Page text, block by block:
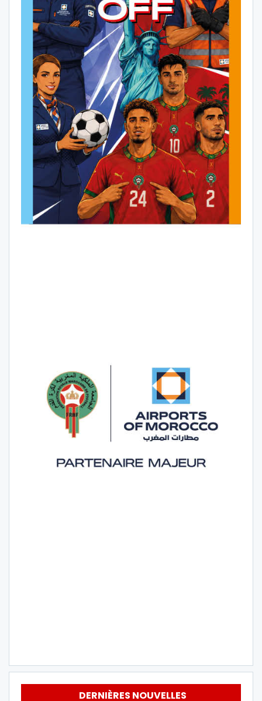
DERNIÈRES NOUVELLES